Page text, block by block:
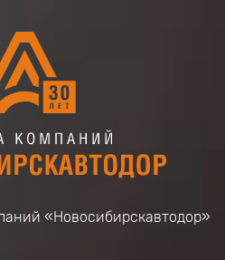
«Новосибирскавтодор»